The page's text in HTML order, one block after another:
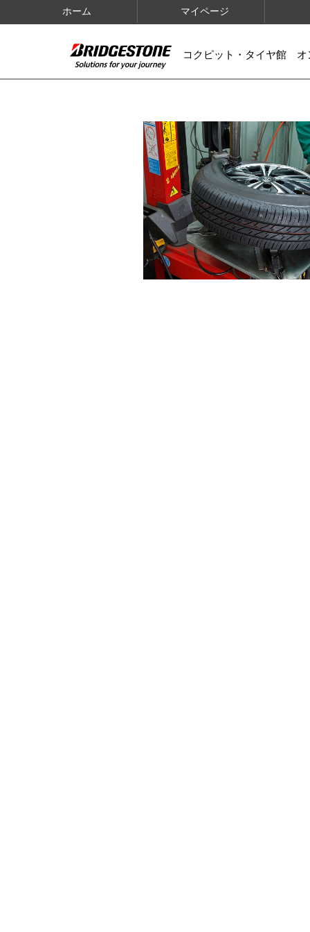
ホーム マイページ
コクピット・タイヤ館 オ
IMAGES